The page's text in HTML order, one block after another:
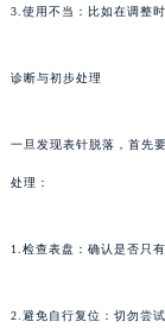
3.使用不当：比如在调整
诊断与初步处理
一旦发现表针脱落，首先
处理：
1.检查表盘：确认是否只
2.避免自行复位：切勿尝